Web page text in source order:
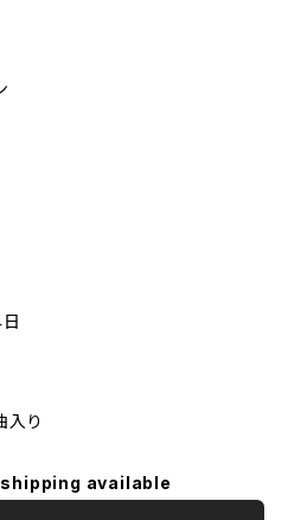
り
available